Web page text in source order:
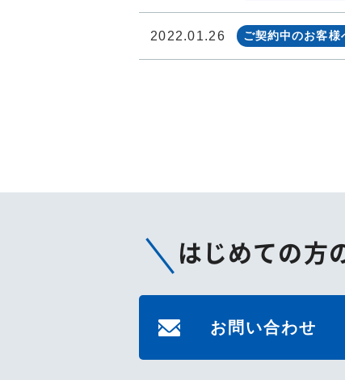
2022.01.26 ご契約中のお客様
はじめての方
お問い合わせ